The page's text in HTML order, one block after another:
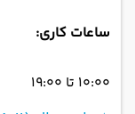
ساعات کاری:
۱۰:۰۰ تا ۱۹:۰۰